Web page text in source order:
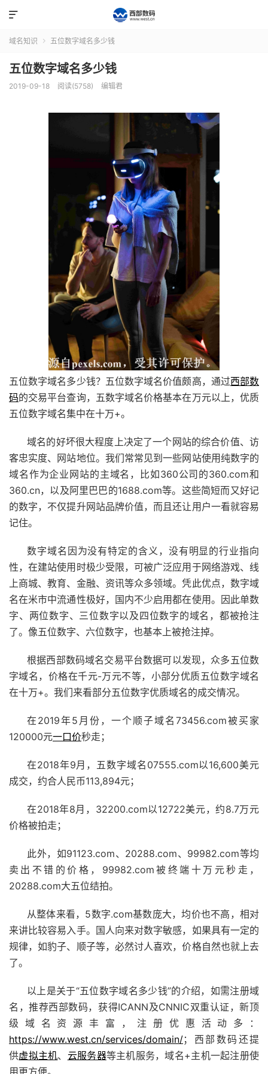

域名知识  五位数字域名多少钱
五位数字域名多少钱
2019-09-18 阅读(5758) 编辑君
五位数字域名多少钱？五位数字域名价值颇高，通过西部数
码的交易平台查询，五数字域名价格基本在万元以上，优质
五位数字域名集中在十万+。
域名的好坏很大程度上决定了一个网站的综合价值、访
客忠实度、网站地位。我们常常见到一些网站使用纯数字的
域名作为企业网站的主域名，比如360公司的360.com和
360.cn，以及阿里巴巴的1688.com等。这些简短而又好记
的数字，不仅提升网站品牌价值，而且还让用户一看就容易
记住。
数字域名因为没有特定的含义，没有明显的行业指向
性，在建站使用时极少受限，可被广泛应用于网络游戏、线
上商城、教育、金融、资讯等众多领域。凭此优点，数字域
名在米市中流通性极好，国内不少启用都在使用。因此单数
字、两位数字、三位数字以及四位数字的域名，都被抢注
了。像五位数字、六位数字，也基本上被抢注掉。
根据西部数码域名交易平台数据可以发现，众多五位数
字域名，价格在千元-万元不等，小部分优质五位数字域名
在十万+。我们来看部分五位数字优质域名的成交情况。
在2019年5月份，一个顺子域名73456.com被买家
120000元一口价秒走；
在2018年9月，五数字域名07555.com以16,600美元
成交，约合人民币113,894元；
在2018年8月，32200.com以12722美元，约8.7万元
价格被拍走；
此外，如91123.com、20288.com、99982.com等均
卖出不错的价格，99982.com被终端十万元秒走，
20288.com大五位结拍。
从整体来看，5数字.com基数庞大，均价也不高，相对
来讲比较容易入手。国人向来对数字敏感，如果具有一定的
规律，如豹子、顺子等，必然讨人喜欢，价格自然也就上去
了。
以上是关于“五位数字域名多少钱”的介绍，如需注册域
名，推荐西部数码，获得ICANN及CNNIC双重认证，新顶
级域名资源丰富，注册优惠活动多：
https://www.west.cn/services/domain/；西部数码还提
供虚拟主机、 云服务器等主机服务，域名+主机一起注册使
用更方便。